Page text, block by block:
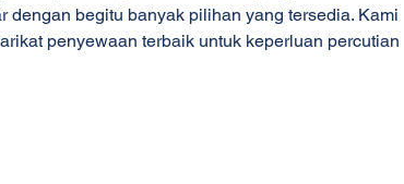
dengan begitu banyak pilihan yang tersedia. Kami
penyewaan terbaik untuk keperluan percutian